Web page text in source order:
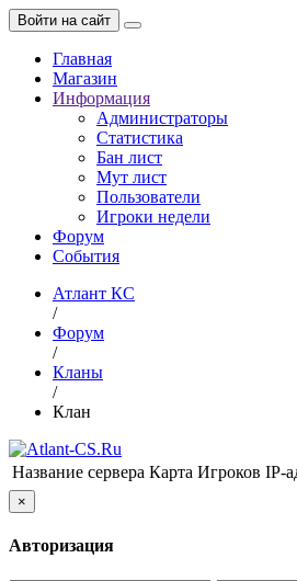
Войти на сайт
Главная
Магазин
Информация
Администраторы
Статистика
Бан лист
Мут лист
Пользователи
Игроки недели
Форум
События
Атлант КС
/
Форум
/
Кланы
/
Клан
Название сервера Карта Игроков IP-
×
Авторизация